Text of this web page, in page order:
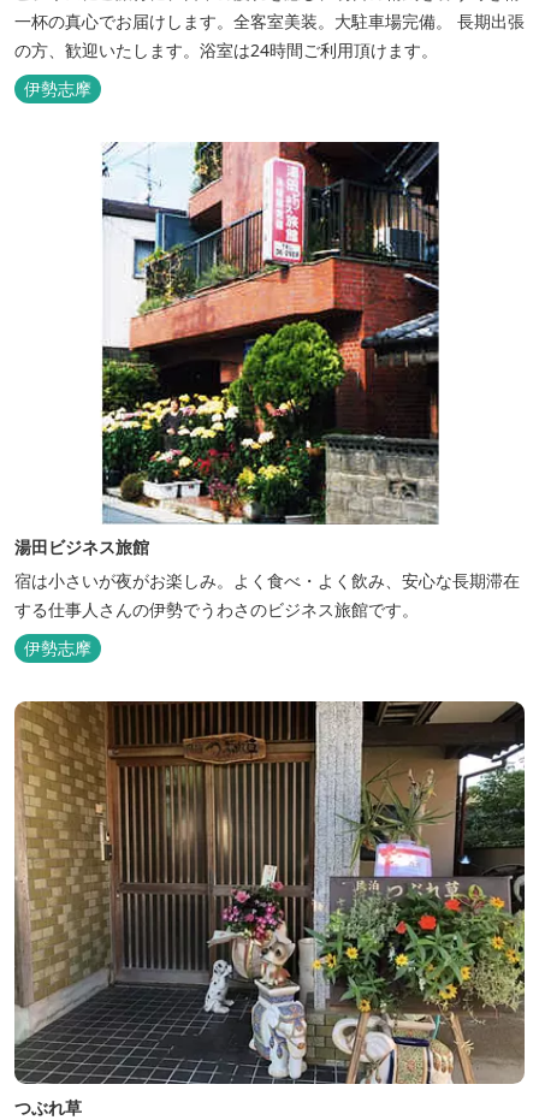
一杯の真心でお届けします。全客室美装。大駐車場完備。 長期出張
の方、歓迎いたします。浴室は24時間ご利用頂けます。
伊勢志摩
湯田ビジネス旅館
宿は小さいが夜がお楽しみ。よく食べ・よく飲み、安心な長期滞在
する仕事人さんの伊勢でうわさのビジネス旅館です。
伊勢志摩
つぶれ草